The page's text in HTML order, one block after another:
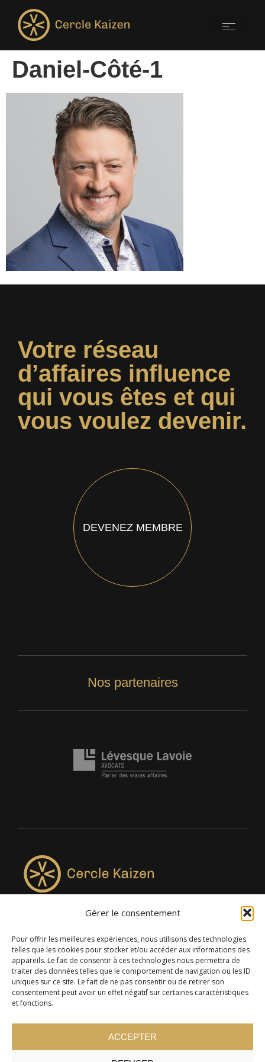
Gérer le consentement
Pour offrir les meilleures expériences, nous utilisons des technologies
telles que les cookies pour stocker et/ou accéder aux informations des
appareils. Le fait de consentir à ces technologies nous permettra de
traiter des données telles que le comportement de navigation ou les ID
uniques sur ce site. Le fait de ne pas consentir ou de retirer son
consentement peut avoir un effet négatif sur certaines caractéristiques
et fonctions.
ACCEPTER
Daniel-Côté-1
Votre réseau
d’affaires influence
qui vous êtes et qui
vous voulez devenir.
DEVENEZ MEMBRE
Nos partenaires
4957, rue Lionel-Groulx, bureau 819, Saint-Augustin-de-
Desmaures QC G3A 0M7